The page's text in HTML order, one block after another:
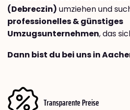
(Debreczin) umziehen und
professionelles & günstiges
Umzugsunternehmen, das
Dann bist du bei uns in
Transparente Preise